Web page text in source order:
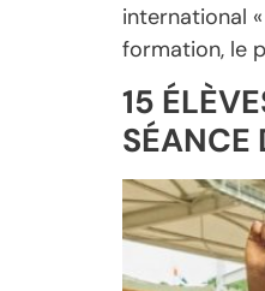
international
formation, le
15
SÉANCE